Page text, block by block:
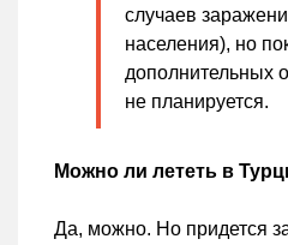
случаев
населения), но
дополнительных
не планируется.
Можно ли лететь в
Да, можно. Но придется